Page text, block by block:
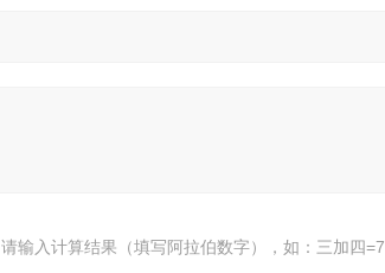
请输入计算结果（填写阿拉伯数字），如：三加四=7